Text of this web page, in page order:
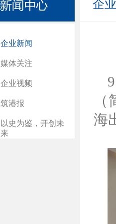
企业新闻
媒体关注
企业视频
筑港报
以史为鉴，开创未
来
企
海